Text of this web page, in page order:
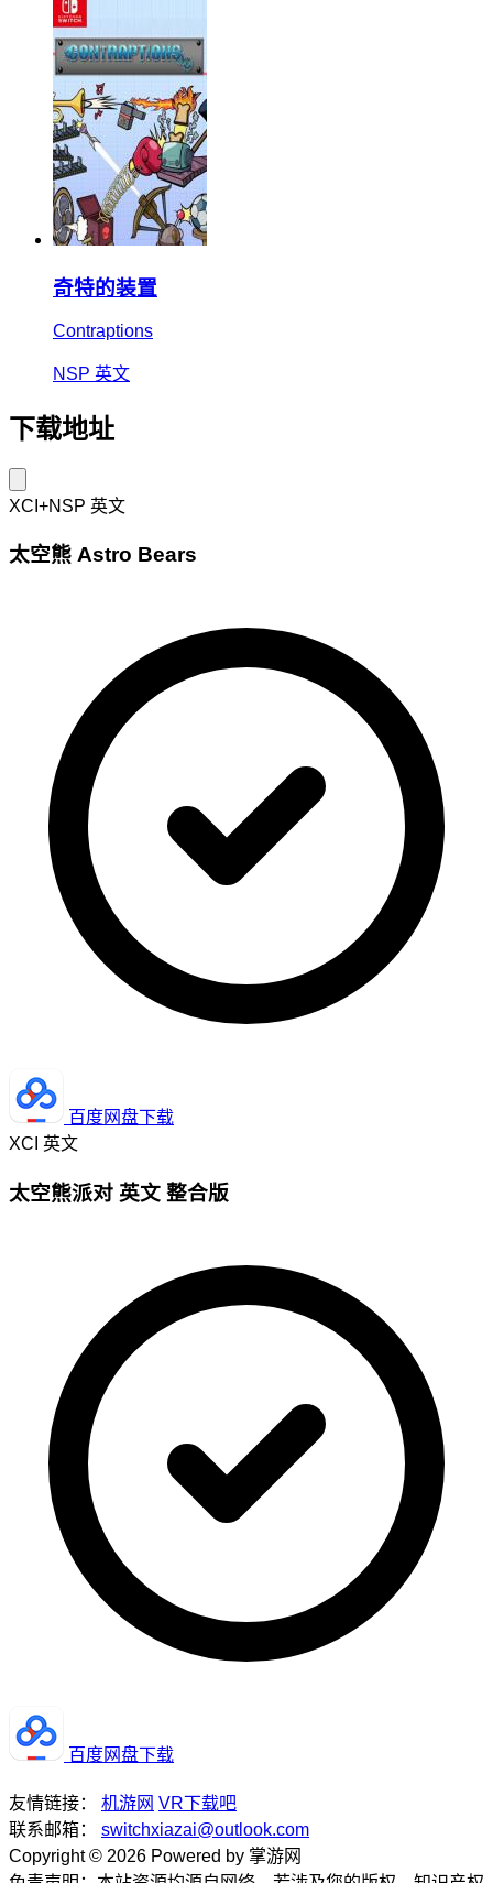
奇特的装置
Contraptions
NSP 英文
下载地址
XCI+NSP 英文
太空熊 Astro Bears
百度网盘下载
XCI 英文
太空熊派对 英文 整合版
百度网盘下载
友情链接： 机游网 VR下载吧
联系邮箱：
switchxiazai@outlook.com
Copyright © 2026 Powered by 掌游网